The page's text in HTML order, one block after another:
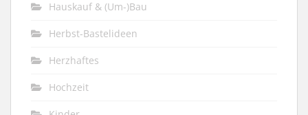
Hauskauf & (Um-)Bau
Herbst-Bastelideen
Herzhaftes
Hochzeit